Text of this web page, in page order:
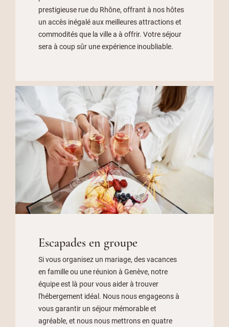
prestigieuse rue du Rhône, offrant à nos hôtes
un accès inégalé aux meilleures attractions et
commodités que la ville a à offrir. Votre séjour
sera à coup sûr une expérience inoubliable.
Escapades en groupe
Si vous organisez un mariage, des vacances
en famille ou une réunion à Genève, notre
équipe est là pour vous aider à trouver
l'hébergement idéal. Nous nous engageons à
vous garantir un séjour mémorable et
agréable, et nous nous mettrons en quatre